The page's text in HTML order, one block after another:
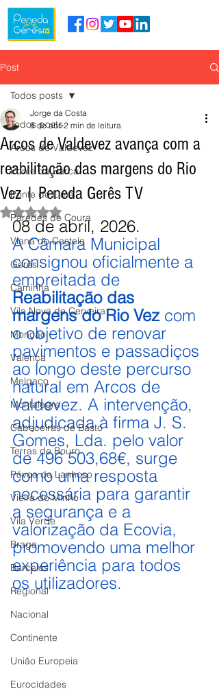
Post
Todos posts
Arcos de Valdevez
Ponte da Barca
Ponte de Lima
Paredes de Coura
Viana do Castelo
Gerês
Caminha
Vila Nova de Cerveira
Monção
Valença
Melgaço
Montalegre
Cabeceiras de Basto
Terras de Bouro
Póvoa de Lanhoso
Vieira do Minho
Vila Verde
Braga
Barcelos
Regional
Nacional
Continente
União Europeia
Eurocidades
Todos posts
Arcos de Valdevez avança com a
reabilitação das margens do Rio
Vez | Peneda Gerês TV
Jorge da Costa
8 de abr. 2 min de leitura
Avaliado com NaN de 5 estrelas.
08 de abril, 2026.
A Câmara Municipal
consignou oficialmente a
empreitada de
Reabilitação das
margens do Rio Vez com
o objetivo de renovar
pavimentos e passadiços
ao longo deste percurso
natural em Arcos de
Valdevez. A intervenção,
adjudicada à firma J. S.
Gomes, Lda. pelo valor
de 496 503,68€, surge
como uma resposta
necessária para garantir
a segurança e a
valorização da Ecovia,
promovendo uma melhor
experiência para todos
os utilizadores.